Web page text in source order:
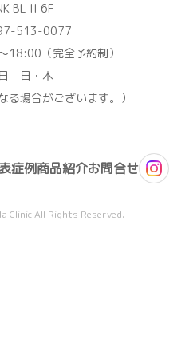
BL II 6F
513-0077
（完全予約制）
日・木
る場合がございます。）
症例商品紹介お問合せ
Clinic All Rights Reserved.